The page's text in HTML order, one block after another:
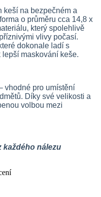
keší na bezpečném a
o průměru cca 14,8 x
který spolehlivě
vlivy počasí.
dokonale ladí s
maskování keše.
vhodné pro umístění
Díky své velikosti a
volbou mezi
každého nálezu